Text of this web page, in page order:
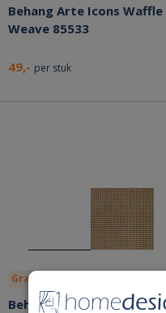
Behang Arte Icons Waffle
Weave 85533
49,- per stuk
Gratis lijm
Behang Arte Icons Rattan